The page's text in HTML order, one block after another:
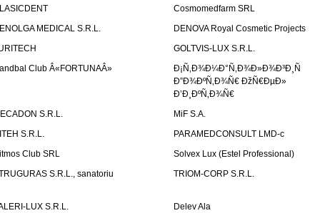
Cosmomedfarm SRL
MEDICAL S.R.L.
DENOVA Royal Cosmetic Projects
GOLTVIS-LUX S.R.L.
Club Â«FORTUNAÂ»
Ð¡Ñ‚Ð¾Ð¼Ð°Ñ‚Ð¾Ð»Ð¾Ð³Ð¸Ñ
Ð”Ð¾ÐºÑ‚Ð¾Ñ€ ÐžÑ€ÐµÐ»
Ð’Ð¸ÐºÑ‚Ð¾Ñ€
S.R.L.
MiF S.A.
S.R.L.
PARAMEDCONSULT LMD-c
Club SRL
Solvex Lux (Estel Professional)
S.R.L., sanatoriu
TRIOM-CORP S.R.L.
LUX S.R.L.
Delev Ala